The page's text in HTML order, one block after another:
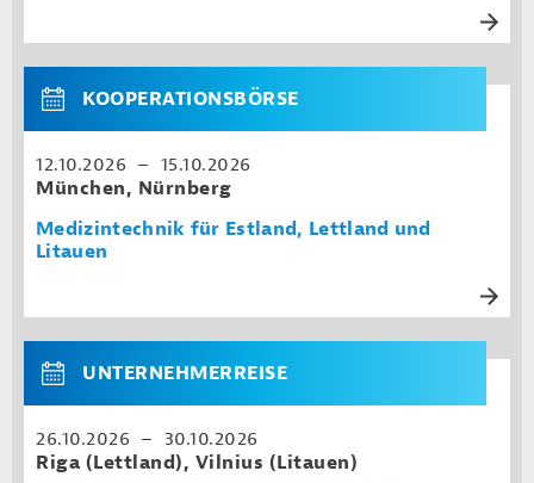
KOOPERATIONSBÖRSE
12.10.2026 – 15.10.2026
München, Nürnberg
Medizintechnik für Estland, Lettland und
Litauen
UNTERNEHMERREISE
26.10.2026 – 30.10.2026
Riga (Lettland), Vilnius (Litauen)